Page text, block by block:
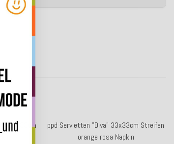
33x33cm
ppd Servietten "Diva" 33x33cm Streifen
orange rosa Napkin